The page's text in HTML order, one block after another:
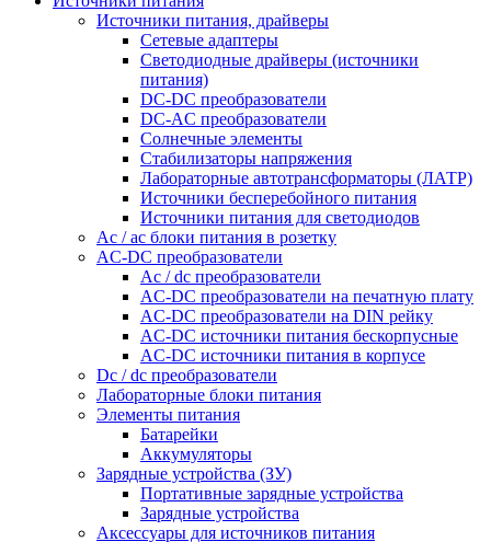
Источники питания, драйверы
Сетевые адаптеры
Светодиодные драйверы (источники
питания)
DC-DC преобразователи
DC-AC преобразователи
Солнечные элементы
Стабилизаторы напряжения
Лабораторные автотрансформаторы (ЛАТР)
Источники бесперебойного питания
Источники питания для светодиодов
Ac / ac блоки питания в розетку
AC-DC преобразователи
Ac / dc преобразователи
AC-DC преобразователи на печатную плату
AC-DC преобразователи на DIN рейку
AC-DC источники питания бескорпусные
AC-DC источники питания в корпусе
Dc / dc преобразователи
Лабораторные блоки питания
Элементы питания
Батарейки
Аккумуляторы
Зарядные устройства (ЗУ)
Портативные зарядные устройства
Зарядные устройства
Аксессуары для источников питания